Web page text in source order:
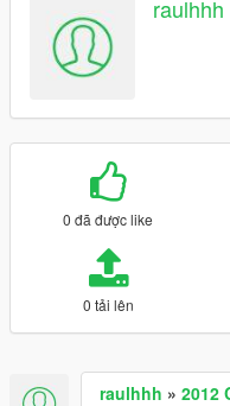
raulhhh
0 đã được like
0 tải lên
raulhhh » 2012